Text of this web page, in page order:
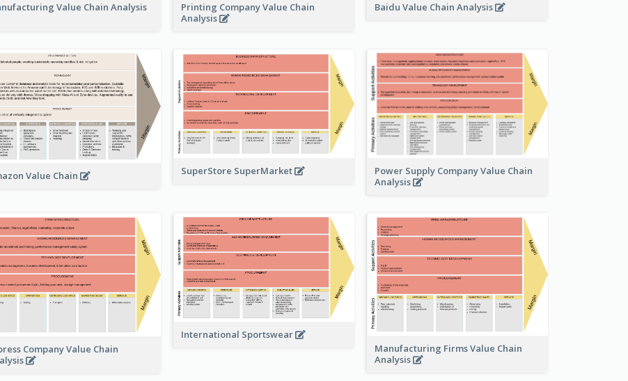
Value Chain Analysis
Printing Company Value Chain
Analysis
Baidu Value Chain Analysis
Value Chain SuperStore SuperMarket
Power Supply Company Value Chain
Analysis
Company Value Chain
International Sportswear
Manufacturing Firms Value Chain
Analysis